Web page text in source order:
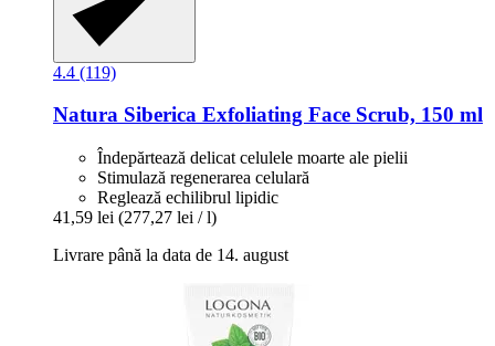
4.4 (119)
Natura Siberica Exfoliating Face Scrub, 150 ml
Îndepărtează delicat celulele moarte ale pielii
Stimulază regenerarea celulară
Reglează echilibrul lipidic
41,59 lei (277,27 lei / l)
Livrare până la data de 14. august